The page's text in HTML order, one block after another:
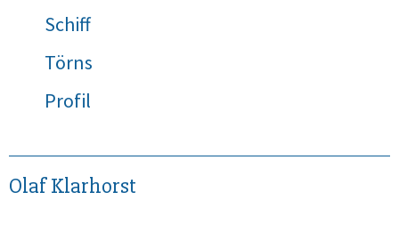
Schiff
Törns
Profil
Olaf Klarhorst